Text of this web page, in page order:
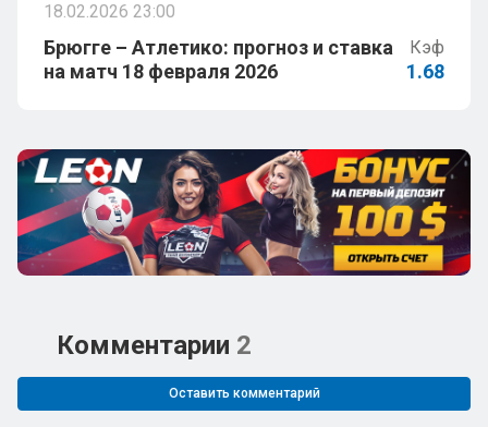
18.02.2026 23:00
Брюгге – Атлетико: прогноз и ставка
на матч 18 февраля 2026
Кэф
1.68
Комментарии 2
Оставить комментарий